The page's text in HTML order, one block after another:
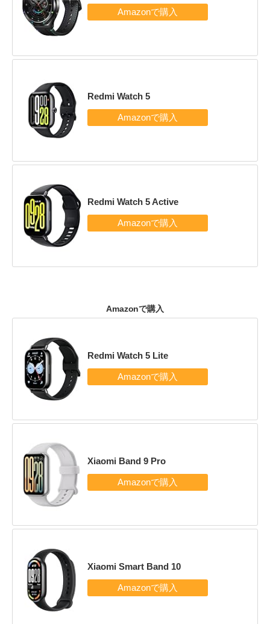
Redmi Watch 5
Redmi Watch 5 Active
Amazonで購入
Redmi Watch 5 Lite
Xiaomi Band 9 Pro
Xiaomi Smart Band 10